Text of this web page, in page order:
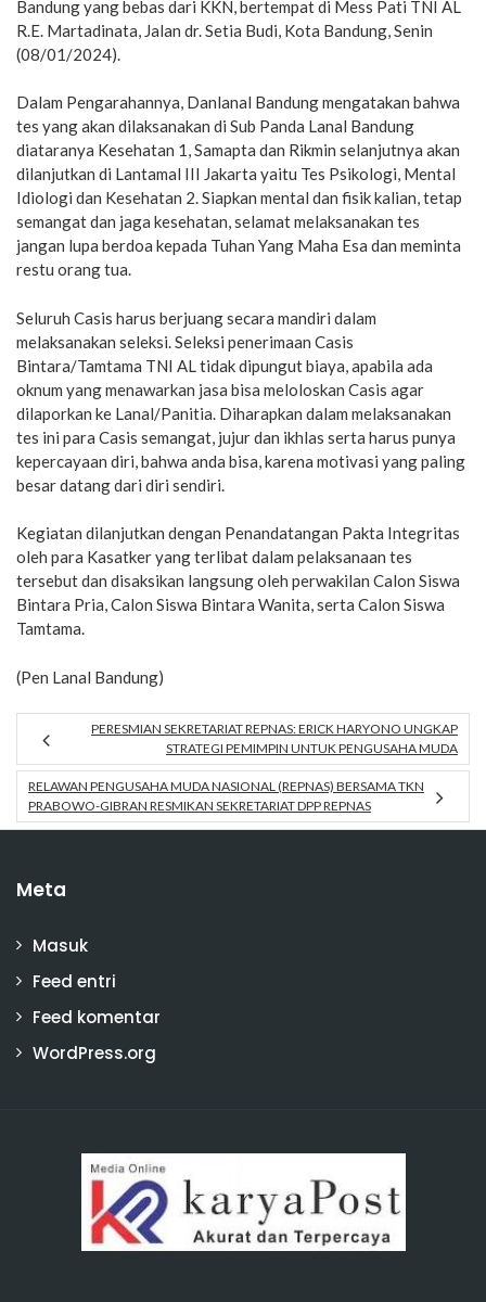
Bandung yang bebas dari KKN, bertempat di Mess Pati TNI AL
R.E. Martadinata, Jalan dr. Setia Budi, Kota Bandung, Senin
(08/01/2024).
Dalam Pengarahannya, Danlanal Bandung mengatakan bahwa
tes yang akan dilaksanakan di Sub Panda Lanal Bandung
diataranya Kesehatan 1, Samapta dan Rikmin selanjutnya akan
dilanjutkan di Lantamal III Jakarta yaitu Tes Psikologi, Mental
Idiologi dan Kesehatan 2. Siapkan mental dan fisik kalian, tetap
semangat dan jaga kesehatan, selamat melaksanakan tes
jangan lupa berdoa kepada Tuhan Yang Maha Esa dan meminta
restu orang tua.
Seluruh Casis harus berjuang secara mandiri dalam
melaksanakan seleksi. Seleksi penerimaan Casis
Bintara/Tamtama TNI AL tidak dipungut biaya, apabila ada
oknum yang menawarkan jasa bisa meloloskan Casis agar
dilaporkan ke Lanal/Panitia. Diharapkan dalam melaksanakan
tes ini para Casis semangat, jujur dan ikhlas serta harus punya
kepercayaan diri, bahwa anda bisa, karena motivasi yang paling
besar datang dari diri sendiri.
Kegiatan dilanjutkan dengan Penandatangan Pakta Integritas
oleh para Kasatker yang terlibat dalam pelaksanaan tes
tersebut dan disaksikan langsung oleh perwakilan Calon Siswa
Bintara Pria, Calon Siswa Bintara Wanita, serta Calon Siswa
Tamtama.
(Pen Lanal Bandung)
PERESMIAN SEKRETARIAT REPNAS: ERICK HARYONO UNGKAP
STRATEGI PEMIMPIN UNTUK PENGUSAHA MUDA
RELAWAN PENGUSAHA MUDA NASIONAL (REPNAS) BERSAMA TKN
PRABOWO-GIBRAN RESMIKAN SEKRETARIAT DPP REPNAS
Meta
Masuk
Feed entri
Feed komentar
WordPress.org